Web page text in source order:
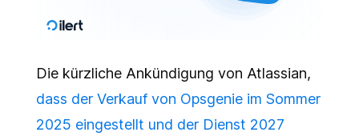
Die kürzliche Ankündigung von Atlassian,
dass der Verkauf von Opsgenie im Sommer
2025 eingestellt und der Dienst 2027